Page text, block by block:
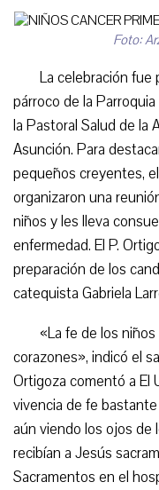
Foto:
La celebración fue
párroco de la
la Pastoral Salud de la
Asunción. Para
pequeños creyentes,
organizaron una
niños y les lleva
enfermedad. El P.
preparación de los
catequista Gabriela
«La fe de los
corazones», indicó el
Ortigoza comentó a El
vivencia de fe
aún viendo los ojos de
recibían a Jesús
Sacramentos en el